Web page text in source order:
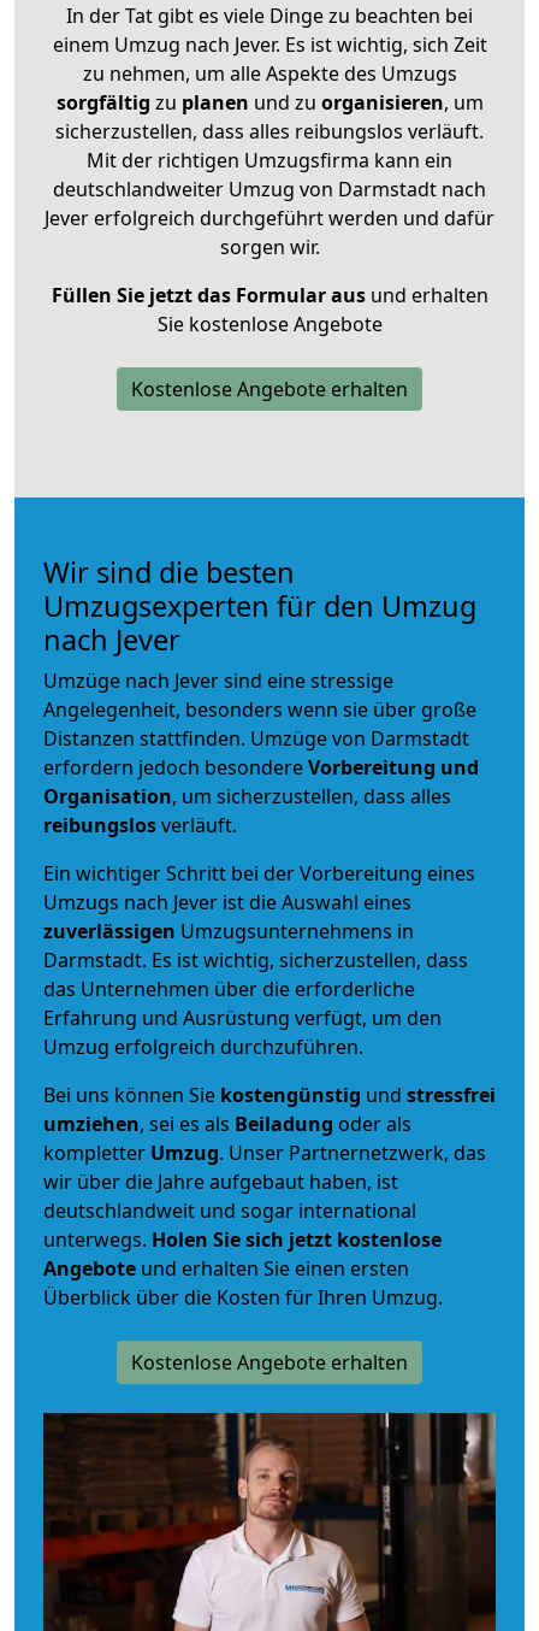
In der Tat gibt es viele Dinge zu beachten bei
einem Umzug nach Jever. Es ist wichtig, sich Zeit
zu nehmen, um alle Aspekte des Umzugs
sorgfältig zu planen und zu organisieren, um
sicherzustellen, dass alles reibungslos verläuft.
Mit der richtigen Umzugsfirma kann ein
deutschlandweiter Umzug von Darmstadt nach
Jever erfolgreich durchgeführt werden und dafür
sorgen wir.
Füllen Sie jetzt das Formular ausund erhalten
Sie kostenlose Angebote
Kostenlose Angebote erhalten
Wir sind die besten
Umzugsexperten für den Umzug
nach Jever
Umzüge nach Jever sind eine stressige
Angelegenheit, besonders wenn sie über große
Distanzen stattfinden. Umzüge von Darmstadt
erfordern jedoch besondereVorbereitung und
Organisation, um sicherzustellen, dass alles
reibungslosverläuft.
Ein wichtiger Schritt bei der Vorbereitung eines
Umzugs nach Jever ist die Auswahl eines
zuverlässigen Umzugsunternehmens in
Darmstadt. Es ist wichtig, sicherzustellen, dass
das Unternehmen über die erforderliche
Erfahrung und Ausrüstung verfügt, um den
Umzug erfolgreich durchzuführen.
Bei uns können Sie kostengünstig und stressfrei
umziehen, sei es als Beiladung oder als
kompletter Umzug. Unser Partnernetzwerk, das
wir über die Jahre aufgebaut haben, ist
deutschlandweit und sogar international
unterwegs. Holen Sie sich jetzt kostenlose
Angebote und erhalten Sie einen ersten
Überblick über die Kosten für Ihren Umzug.
Kostenlose Angebote erhalten